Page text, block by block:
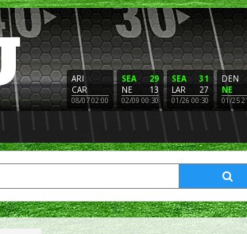
ARI
CAR
08/07 02:00
29
SEA
13
NE
02/09 00:30
31
SEA
27
LAR
01/26 00:30
DEN
NE
01/25